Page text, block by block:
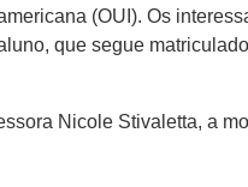
(OUI). Os
que segue
Nicole Stivaletta, a